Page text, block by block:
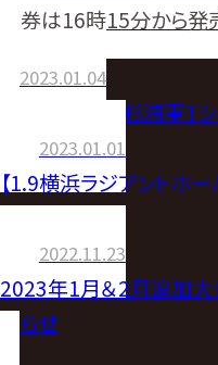
券は16時15分から発売
2023.01.04
【新商品情報】杉浦軍T
2023.01.01
【1.9横浜ラジアントホ
2022.11.23
2023年1月＆2月追加大
知らせ